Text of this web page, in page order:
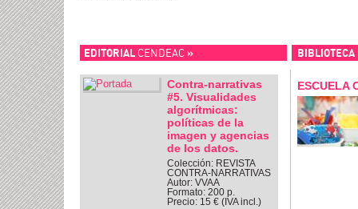
BIBLIOTECA
EDITORIAL CENDEAC»
Contra-narrativas
#5. Visualidades
algorítmicas:
políticas de la
imagen y agencias
de los datos.
Colección: REVISTA
CONTRA-NARRATIVAS
Autor: VVAA
Formato: 200 p.
Precio: 15 € (IVA incl.)
ESCUELA